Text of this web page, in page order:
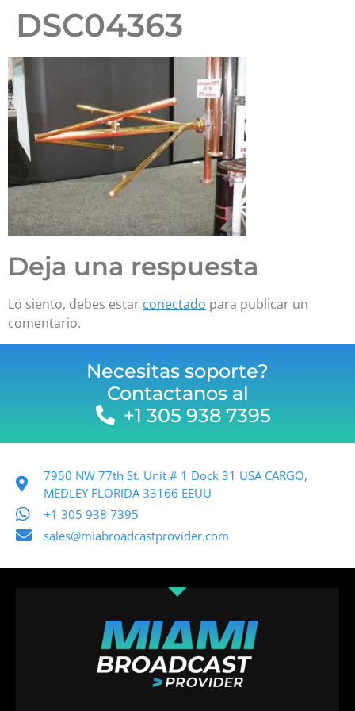
DSC04363
Deja una respuesta
Lo siento, debes estar conectado para publicar un
comentario.
Necesitas soporte?
Contactanos al
+1 305 938 7395
7950 NW 77th St. Unit # 1 Dock 31 USA CARGO,
MEDLEY FLORIDA 33166 EEUU
+1 305 938 7395
sales@miabroadcastprovider.com